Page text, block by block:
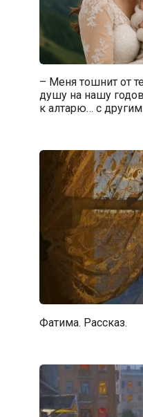
– Меня тошнит от
душу на нашу
к алтарю… с другим
Фатима. Рассказ.